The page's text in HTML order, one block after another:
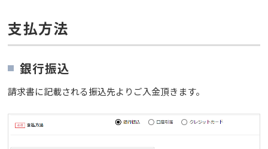
支払方法
銀行振込
請求書に記載される振込先よりご入金頂きます。